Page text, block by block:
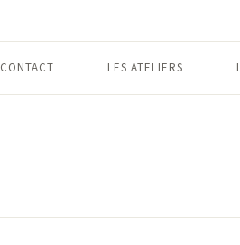
CONTACT LES ATELIERS